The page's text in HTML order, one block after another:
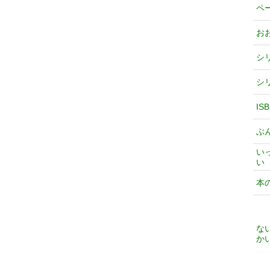
ペ
お
シ
シ
ぶ
い
い
本
な
か